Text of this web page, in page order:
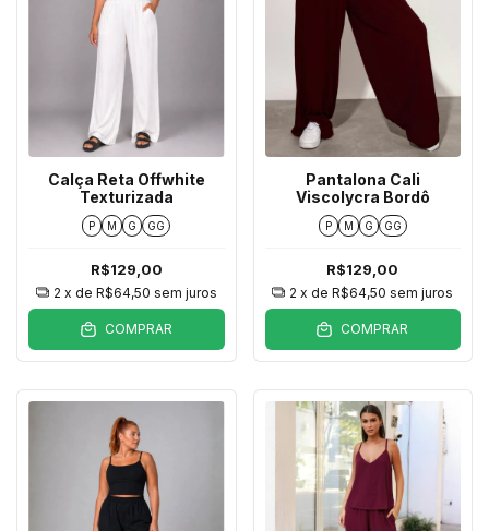
Calça Reta Offwhite
Texturizada
P M G GG
R$129,00
2 x de R$64,50 sem juros
COMPRAR
Pantalona Cali
Viscolycra Bordô
P M G GG
R$129,00
2 x deR$64,50 sem juros
COMPRAR